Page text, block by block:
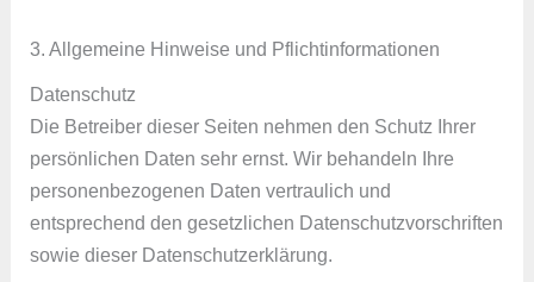
3. Allgemeine Hinweise und Pflicht­informationen
Datenschutz
Die Betreiber dieser Seiten nehmen den Schutz Ihrer
persönlichen Daten sehr ernst. Wir behandeln Ihre
personenbezogenen Daten vertraulich und
entsprechend den gesetzlichen Datenschutzvorschriften
sowie dieser Datenschutzerklärung.